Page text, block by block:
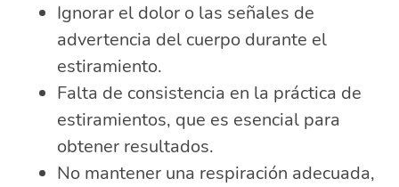
Ignorar el dolor o las señales de
advertencia del cuerpo durante el
estiramiento.
Falta de consistencia en la práctica de
estiramientos, que es esencial para
obtener resultados.
No mantener una respiración adecuada,